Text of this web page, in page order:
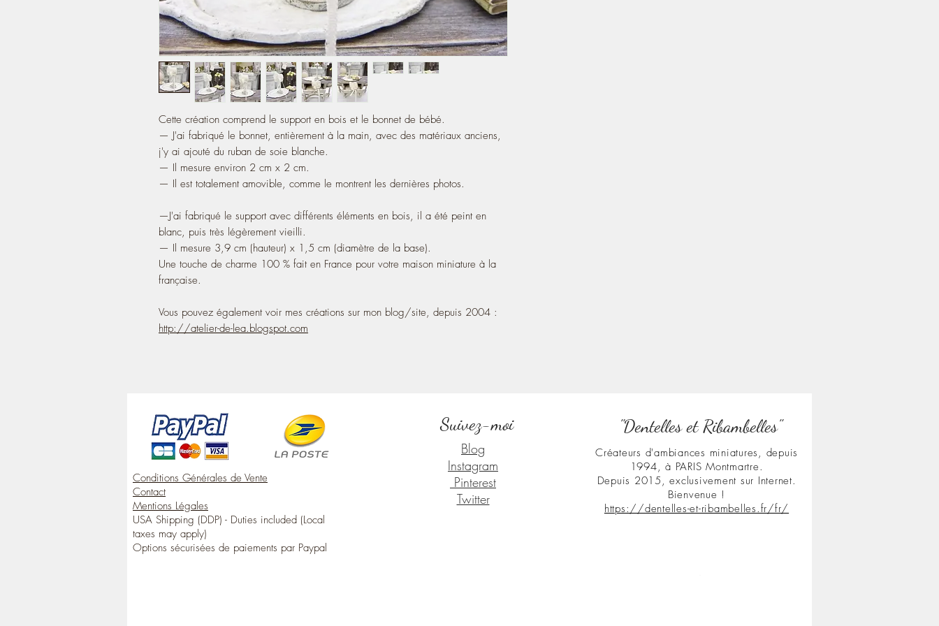
Cette création comprend le support en bois et le bonnet de bébé.
— J'ai fabriqué le bonnet, entièrement à la main, avec des matériaux anciens,
j'y ai ajouté du ruban de soie blanche.
— Il mesure environ 2 cm x 2 cm.
— Il est totalement amovible, comme le montrent les dernières photos.
—J'ai fabriqué le support avec différents éléments en bois, il a été peint en
blanc, puis très légèrement vieilli.
— Il mesure 3,9 cm (hauteur) x 1,5 cm (diamètre de la base).
Une touche de charme 100 % fait en France pour votre maison miniature à la
française.
Vous pouvez également voir mes créations sur mon blog/site, depuis 2004 :
http://atelier-de-lea.blogspot.com
Conditions Générales de Vente
Contact
Mentions Légales
USA Shipping (DDP) - Duties included (Local
taxes may apply)
Options sécurisées de paiements par Paypal
Suivez-moi
Blog
Instagram
Pinterest
Twitter
"Dentelles et Ribambelles"
Créateurs d'ambiances miniatures, depuis
1994, à PARIS Montmartre.
Depuis 2015, exclusivement sur Internet.
Bienvenue !
https://dentelles-et-ribambelles.fr/fr/